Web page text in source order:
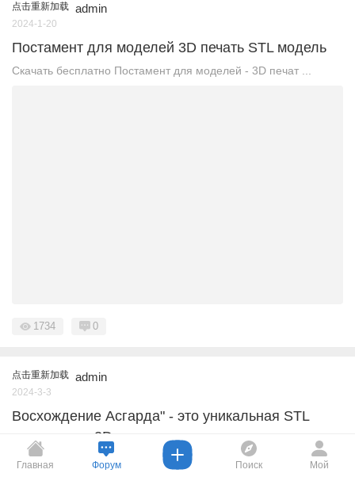
点击重新加载 admin
2024-1-20
Постамент для моделей 3D печать STL модель
Скачать бесплатно Постамент для моделей - 3D печат ...
1734 0
点击重新加载 admin
2024-3-3
Восхождение Асгарда" - это уникальная STL
модель для 3D печати
"Восхождение Асгарда" - это уникальная STL модель д ...
Главная Форум Поиск Мой